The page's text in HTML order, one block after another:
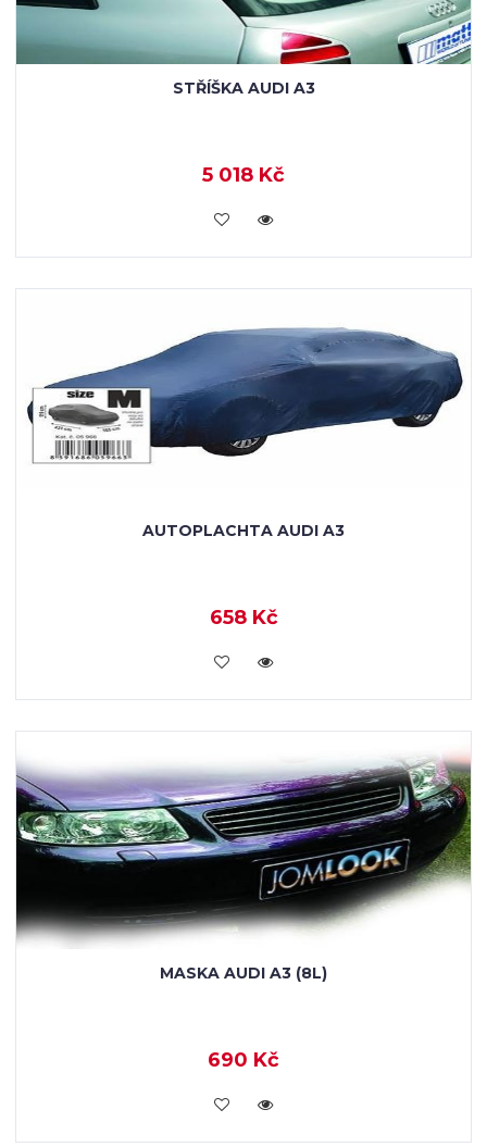
STŘÍŠKA AUDI A3
5 018 Kč
KOUPIT
AUTOPLACHTA AUDI A3
658 Kč
KOUPIT
MASKA AUDI A3 (8L)
690 Kč
KOUPIT